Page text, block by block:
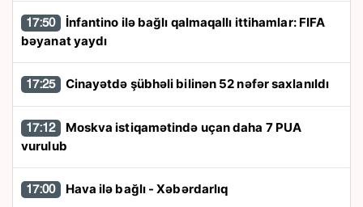
17:50
bəyanat yaydı
17:25 Cinayətdə şübhəli bilinən 52 nəfər saxlanıldı
17:12
vurulub
17:00 Hava ilə bağlı - Xəbərdarlıq